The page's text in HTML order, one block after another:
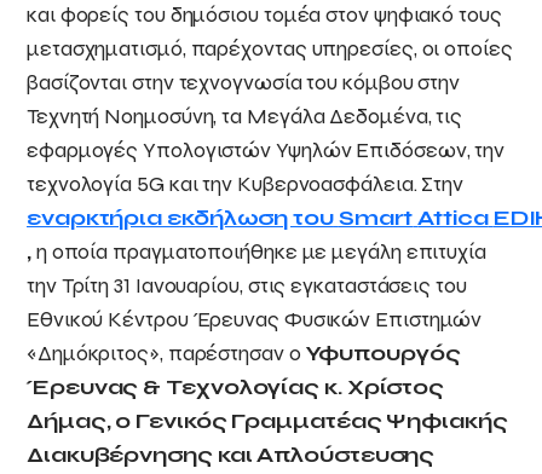
και φορείς του δημόσιου τομέα στον ψηφιακό τους
μετασχηματισμό, παρέχοντας υπηρεσίες, οι οποίες
βασίζονται στην τεχνογνωσία του κόμβου στην
Τεχνητή Νοημοσύνη, τα Μεγάλα Δεδομένα, τις
εφαρμογές Υπολογιστών Υψηλών Επιδόσεων, την
τεχνολογία 5G και την Κυβερνοασφάλεια. Στην
εναρκτήρια εκδήλωση τουSmartAttica
,η οποία πραγματοποιήθηκε με μεγάλη επιτυχία
την Τρίτη 31 Ιανουαρίου, στις εγκαταστάσεις του
Εθνικού Κέντρου Έρευνας Φυσικών Επιστημών
«Δημόκριτος», παρέστησαν ο Υφυπουργός
Έρευνας & Τεχνολογίας κ. Χρίστος
Δήμας, ο Γενικός Γραμματέας Ψηφιακής
Διακυβέρνησης και Απλούστευσης